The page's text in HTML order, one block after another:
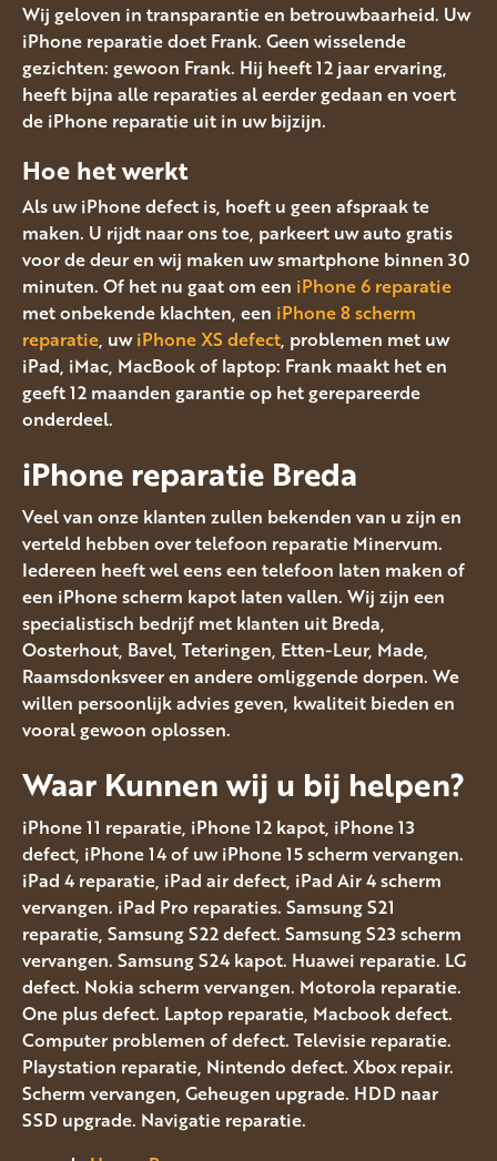
Wij geloven in transparantie en betrouwbaarheid. Uw
iPhone reparatie doet Frank. Geen wisselende
gezichten: gewoon Frank. Hij heeft 12 jaar ervaring,
heeft bijna alle reparaties al eerder gedaan en voert
de iPhone reparatie uit in uw bijzijn.
Hoe het werkt
Als uw iPhone defect is, hoeft u geen afspraak te
maken. U rijdt naar ons toe, parkeert uw auto gratis
voor de deur en wij maken uw smartphone binnen 30
minuten. Of het nu gaat om een iPhone 6 reparatie
met onbekende klachten, een iPhone 8 scherm
reparatie, uwiPhone XS defect, problemen met uw
iPad, iMac, MacBook of laptop: Frank maakt het en
geeft 12 maanden garantie op het gerepareerde
onderdeel.
iPhone reparatie Breda
Veel van onze klanten zullen bekenden van u zijn en
verteld hebben over telefoon reparatie Minervum.
Iedereen heeft wel eens een telefoon laten maken of
een iPhone scherm kapot laten vallen. Wij zijn een
specialistisch bedrijf met klanten uit Breda,
Oosterhout, Bavel, Teteringen, Etten-Leur, Made,
Raamsdonksveer en andere omliggende dorpen. We
willen persoonlijk advies geven, kwaliteit bieden en
vooral gewoon oplossen.
Waar Kunnen wij u bij helpen?
iPhone 11 reparatie, iPhone 12 kapot, iPhone 13
defect, iPhone 14 of uw iPhone 15 scherm vervangen.
iPad 4 reparatie, iPad air defect, iPad Air 4 scherm
vervangen. iPad Pro reparaties. Samsung S21
reparatie, Samsung S22 defect. Samsung S23 scherm
vervangen. Samsung S24 kapot. Huawei reparatie. LG
defect. Nokia scherm vervangen. Motorola reparatie.
One plus defect. Laptop reparatie, Macbook defect.
Computer problemen of defect. Televisie reparatie.
Playstation reparatie, Nintendo defect. Xbox repair.
Scherm vervangen, Geheugen upgrade. HDD naar
SSD upgrade. Navigatie reparatie.